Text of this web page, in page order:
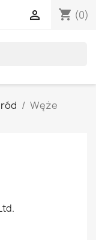
shopping_cart (0)

Węże